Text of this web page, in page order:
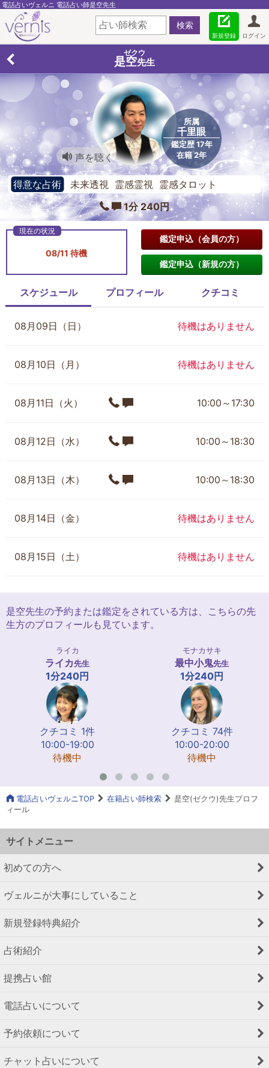
電話占いヴェルニ 電話占い師是空先生
ログイン
新規登録
ゼクウ
是空先生
所属
千里眼
鑑定歴 17年
在籍 2年
声を聴く
得意な占術
未来透視 霊感霊視 霊感タロット
1分 240円
08/11 待機
鑑定申込（会員の方）
鑑定申込（新規の方）
スケジュール プロフィール クチコミ
08月09日（日） 待機はありません
08月10日（月） 待機はありません
08月11日（火） 10:00～17:30
08月12日（水） 10:00～18:30
08月13日（木） 10:00～18:30
08月14日（金） 待機はありません
08月15日（土） 待機はありません
是空先生の予約または鑑定をされている方は、こちらの先
生方のプロフィールも見ています。
ライカ
ライカ先生
1分240円
クチコミ 1件
10:00-19:00
待機中
モナカサキ
最中小鬼先生
1分240円
クチコミ 74件
10:00-20:00
待機中
電話占いヴェルニTOP 在籍占い師検索
是空(ゼクウ)先生プロフ
ィール
サイトメニュー
初めての方へ
ヴェルニが大事にしていること
新規登録特典紹介
占術紹介
提携占い館
電話占いについて
予約依頼について
チャット占いについて